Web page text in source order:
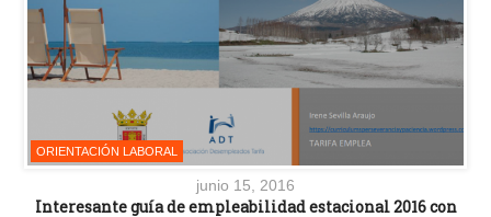
ORIENTACIÓN LABORAL
junio 15, 2016
Interesante guía de empleabilidad estacional 2016 con